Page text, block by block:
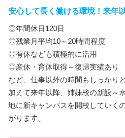
安心して長く働ける環境！来年
◎年間休日120日
◎残業月平均10～20時間程度
◎有休なども積極的に活用
◎産休・育休取得～復帰実績あり
など、仕事以外の時間もしっかり
加えて来年以降、姉妹校の新設～
地に新キャンパスを開校していく
がります。